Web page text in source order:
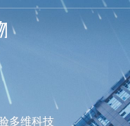
多维科技